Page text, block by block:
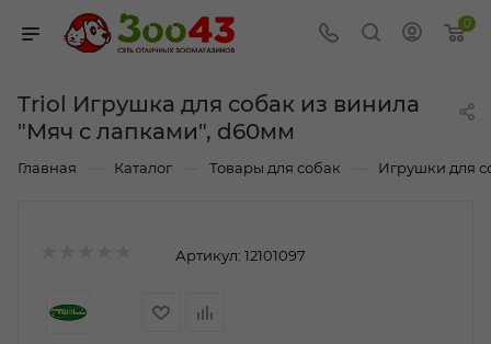
0
Triol Игрушка для собак из винила
"Мяч с лапками", d60мм
Главная Каталог Товары для собак Игрушки для
Артикул: 12101097